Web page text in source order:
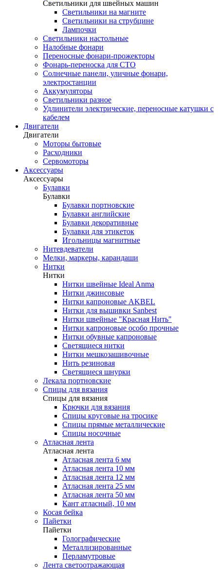
Светильники для швейных машин
Светильники на магните
Светильники на струбцине
Лампочки
Светильники настольные
Налобные фонари
Переносные фонари-прожекторы
Фонарь-переноска для СТО
Солнечные панели, уличные фонари,
электростанции
Аккумуляторы
Светильники разное
Удлинители электрические, переносные катушки с
кабелем
Двигатели
Двигатели
Моторы бытовые
Расходники
Сервомоторы
Аксессуары
Аксессуары
Булавки
Булавки
Булавки портновские
Булавки английские
Булавки декоративные
Булавки для этикеток
Игольницы магнитные
Нитевдеватели
Мелки, маркеры, карандаши
Нитки
Нитки
Нитки швейные Ideal Anma
Нитки джинсовые
Нитки капроновые AKBEL
Нитки для вышивки Sanbest
Нитки швейные "Красная Нить"
Нитки капроновые особо прочные
Нитки обувные капроновые
Светящиеся нитки
Нитки мешкозашивочные
Нить резиновая
Светящиеся шнурки
Лекала портновские
Спицы для вязания
Спицы для вязания
Крючки для вязания
Спицы круговые на тросике
Спицы прямые металлические
Спицы носочные
Атласная лента
Атласная лента
Атласная лента 6 мм
Атласная лента 10 мм
Атласная лента 12 мм
Атласная лента 25 мм
Атласная лента 50 мм
Кант атласный, 10 мм
Косая бейка
Пайетки
Пайетки
Голографические
Металлизированные
Перламутровые
Лента светоотражающая